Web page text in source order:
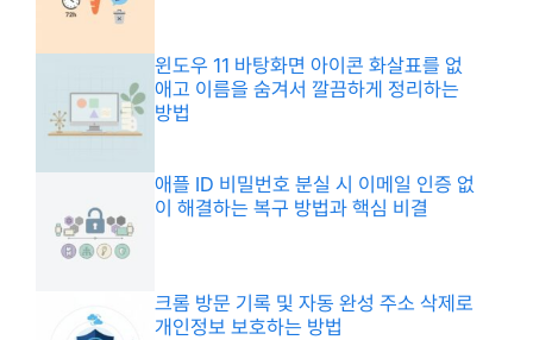
윈도우 11 바탕화면 아이콘 화살표를 없
애고 이름을 숨겨서 깔끔하게 정리하는
방법
애플 ID 비밀번호 분실 시 이메일 인증 없
이 해결하는 복구 방법과 핵심 비결
크롬 방문 기록 및 자동 완성 주소 삭제로
개인정보 보호하는 방법